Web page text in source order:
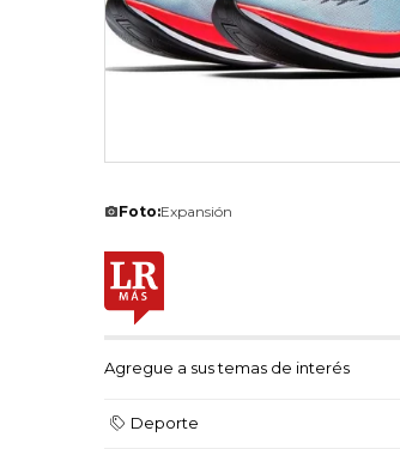
Foto:Expansión
Agregue a sus temas de interés
Deporte